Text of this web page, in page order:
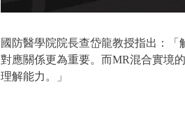
國防醫學院院長查岱龍教授指出：
對應關係更為重要。而MR混合實境
理解能力。」